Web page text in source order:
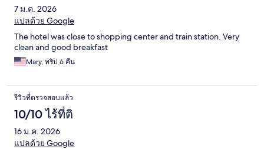
7 ม.ค. 2026
แปลด้วย Google
The hotel was close to shopping center and train station. Very
clean and good breakfast
Mary, ทริป 6 คืน
รีวิวที่ตรวจสอบแล้ว
10/10 ไร้ที่ติ
16 ม.ค. 2026
แปลด้วย Google